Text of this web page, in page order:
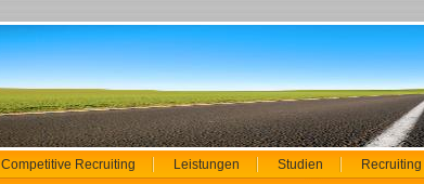
Competitive Recruiting Leistungen Studien